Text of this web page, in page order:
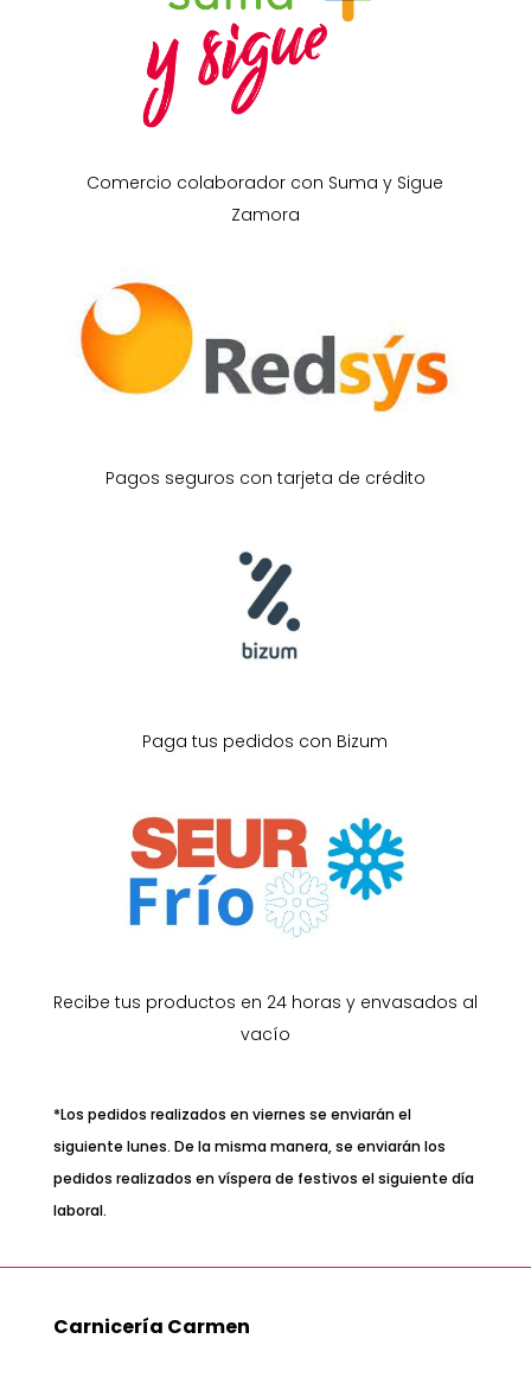
Comercio colaborador con Suma y Sigue
Zamora
Pagos seguros con tarjeta de crédito
Paga tus pedidos con Bizum
Recibe tus productos en 24 horas y envasados al
vacío
*Los pedidos realizados en viernes se enviarán el
siguiente lunes. De la misma manera, se enviarán los
pedidos realizados en víspera de festivos el siguiente día
laboral.
Carnicería Carmen